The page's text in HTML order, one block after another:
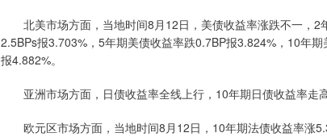
北美市场方面，当地时间8月12日，美债收益率涨跌不一，2
2.5BPs报3.703%，5年期美债收益率跌0.7BP报3.824%，10年
报4.882%。
亚洲市场方面，日债收益率全线上行，10年期日债收益率走高
欧元区市场方面，当地时间8月12日，10年期法债收益率涨